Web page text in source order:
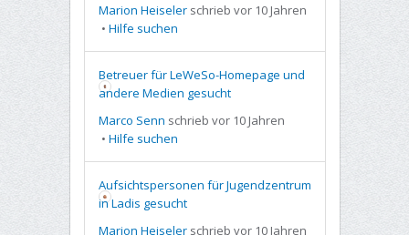
Marion Heiselerschrieb vor 10 Jahren
• Hilfe suchen
Betreuer für LeWeSo-Homepage und
andere Medien gesucht
Marco Senn schrieb vor 10 Jahren
• Hilfe suchen
Aufsichtspersonen für Jugendzentrum
in Ladis gesucht
Marion Heiselerschrieb vor 10 Jahren